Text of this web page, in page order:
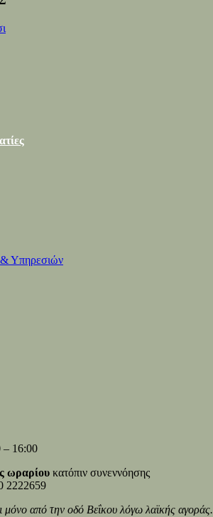
Υπηρεσιών
– 16:00
ωραρίου κατόπιν συνεννόησης
2222659
μόνο από την οδό Βεΐκου λόγω λαϊκής αγοράς.